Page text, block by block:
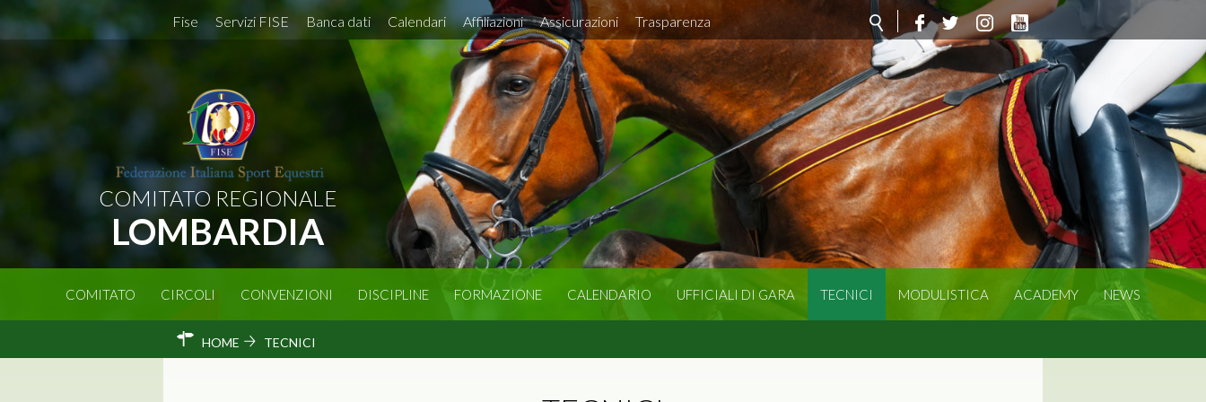
Fise Servizi FISE Banca dati Calendari Affiliazioni Assicurazioni Trasparenza
COMITATO REGIONALE
LOMBARDIA
COMITATO CIRCOLI CONVENZIONI DISCIPLINE FORMAZIONE CALENDARIO UFFICIALI DI GARA TECNICI MODULISTICA ACADEMY NEWS
HOME TECNICI